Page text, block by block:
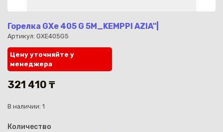
Горелка GXe 405 G 5М_KEMPPI AZIA"|
Артикул: GXE405G5
Цену уточняйте у
менеджера
321 410 ₸
В наличии: 1
Количество